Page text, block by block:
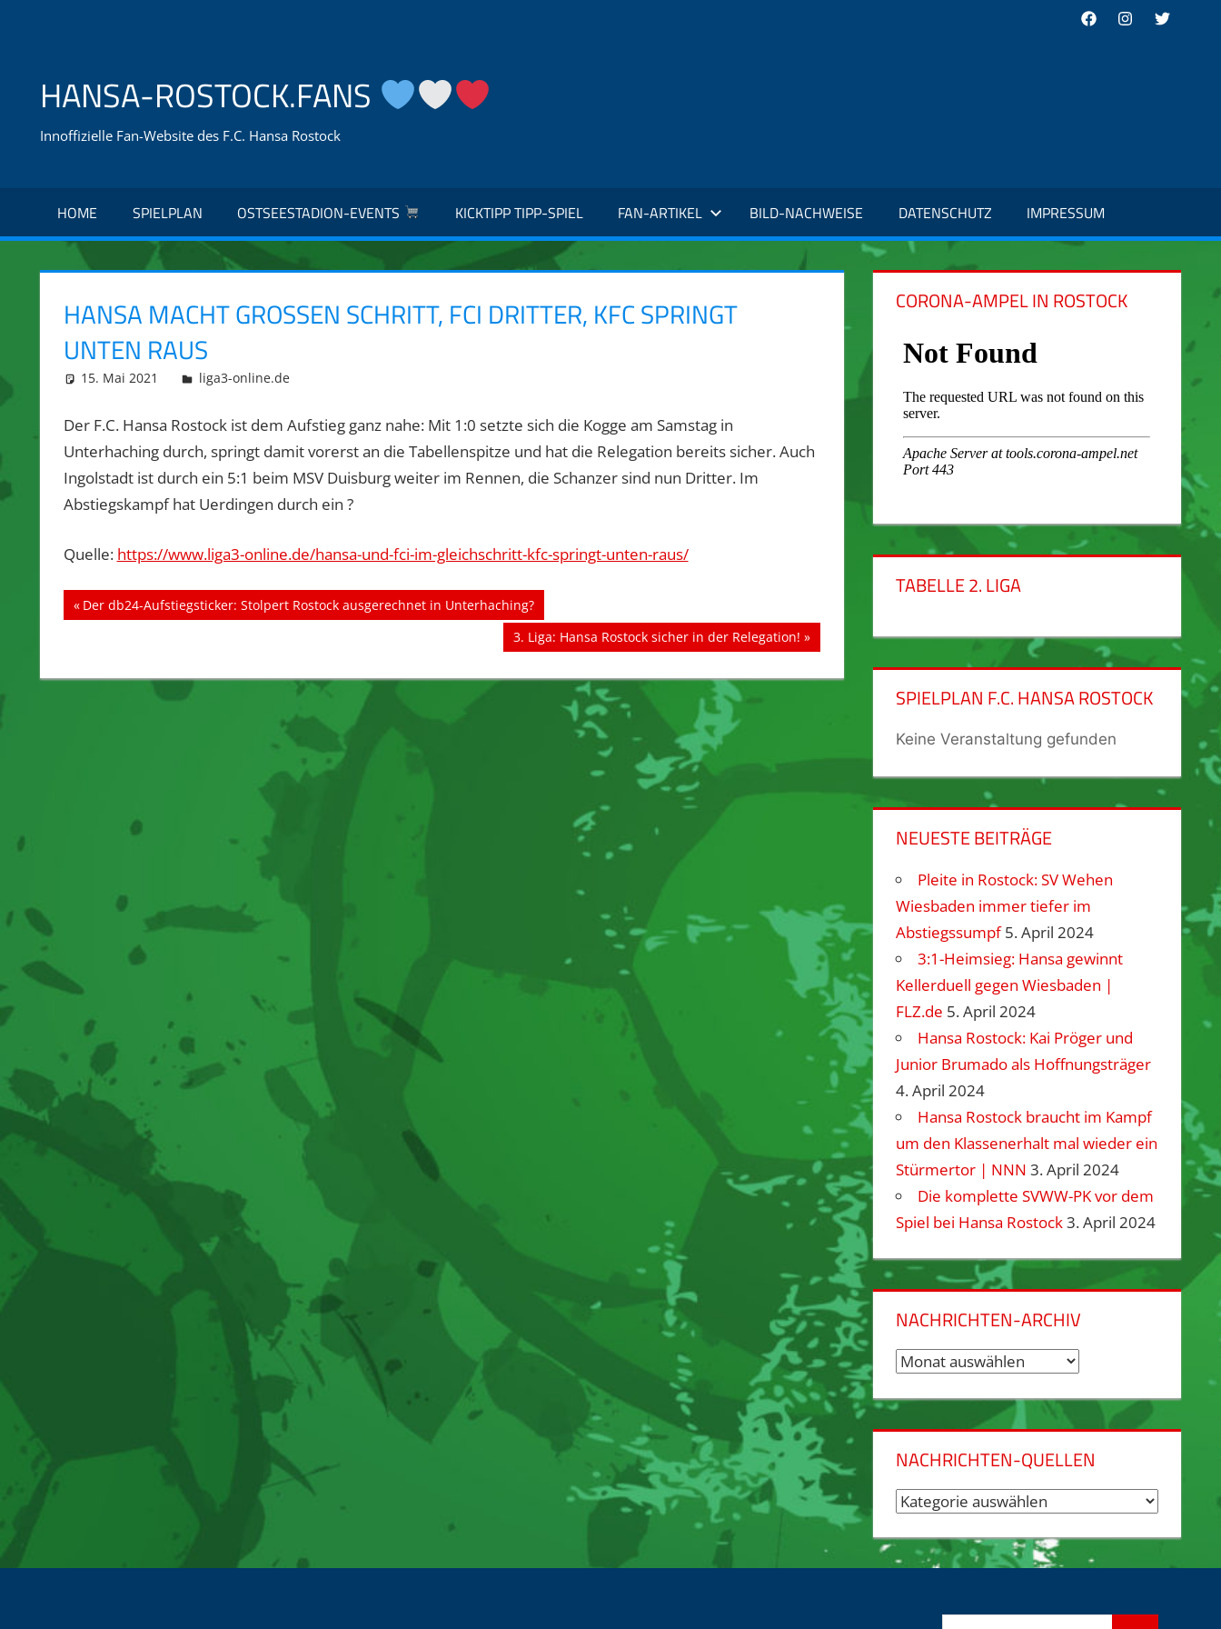
FacebookInstagram
Twitter
HANSA-ROSTOCK.FANS
Innoffizielle Fan-Website des F.C. Hansa Rostock
HOME SPIELPLAN OSTSEESTADION-EVENTS KICKTIPP TIPP-SPIEL FAN-ARTIKEL BILD-NACHWEISE DATENSCHUTZ IMPRESSUM
HANSA MACHT GROSSEN SCHRITT, FCI DRITTER, KFC SPRINGT U
NTEN RAUS
15. Mai 2021 integromat
liga3-online.de
Der F.C. Hansa Rostock ist dem Aufstieg ganz nahe: Mit 1:0 setzte sich die Kogge am Samstag in
Unterhaching durch, springt damit vorerst an die Tabellenspitze und hat die Relegation bereits sicher. Auch
Ingolstadt ist durch ein 5:1 beim MSV Duisburg weiter im Rennen, die Schanzer sind nun Dritter. Im
Abstiegskampf hat Uerdingen durch ein ?
Quelle: https://www.liga3-online.de/hansa-und-fci-im-gleichschritt-kfc-springt-unten-raus/
Beitragsnavigation
Vorheriger
Beitrag:
Der db24-Aufstiegsticker: Stolpert Rostock ausgerechnet in Unterhaching?
Nächster
Beitrag:
3. Liga: Hansa Rostock sicher in der Relegation!
CORONA-AMPEL IN ROSTOCK
TABELLE 2. LIGA
SPIELPLAN F.C. HANSA ROSTOCK
Keine Veranstaltung gefunden
NEUESTE BEITRÄGE
Pleite in Rostock: SV Wehen
Wiesbaden immer tiefer im
Abstiegssumpf 5. April 2024
3:1-Heimsieg: Hansa gewinnt
Kellerduell gegen Wiesbaden |
FLZ.de 5. April 2024
Hansa Rostock: Kai Pröger und
Junior Brumado als Hoffnungsträger
4. April 2024
Hansa Rostock braucht im Kampf
um den Klassenerhalt mal wieder ein
Stürmertor | NNN 3. April 2024
Die komplette SVWW-PK vor dem
Spiel bei Hansa Rostock3. April 2024
NACHRICHTEN-ARCHIV
Nachrichten-
NACHRICHTEN-QUELLEN
Nachrichten-